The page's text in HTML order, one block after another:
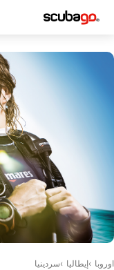
اوروبا إيطاليا سردينيا